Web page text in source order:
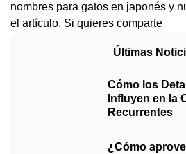
nombres para gatos en japonés y
el artículo. Si quieres comparte
Últimas
Cómo los
Influyen en la
Recurrentes
¿Cómo